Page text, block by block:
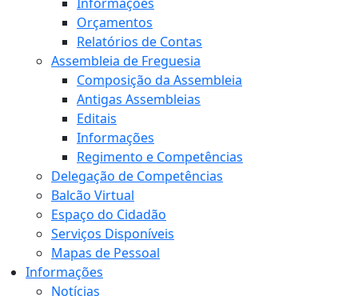
Informações
Orçamentos
Relatórios de Contas
Assembleia de Freguesia
Composição da Assembleia
Antigas Assembleias
Editais
Informações
Regimento e Competências
Delegação de Competências
Balcão Virtual
Espaço do Cidadão
Serviços Disponíveis
Mapas de Pessoal
Informações
Notícias